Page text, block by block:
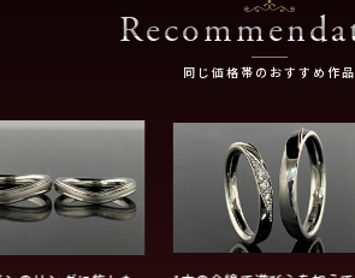
同じ価格帯のおすすめ作品